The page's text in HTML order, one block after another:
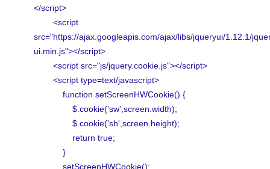
</script>
<script
src="https://ajax.googleapis.com/ajax/libs/jqueryui/1.12.1/
ui.min.js"></script>
<script src="js/jquery.cookie.js"></script>
<script type=text/javascript>
function setScreenHWCookie() {
$.cookie('sw',screen.width);
$.cookie('sh',screen.height);
return true;
}
setScreenHWCookie();